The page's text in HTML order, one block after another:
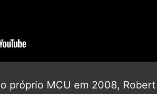
próprio MCU em 2008,